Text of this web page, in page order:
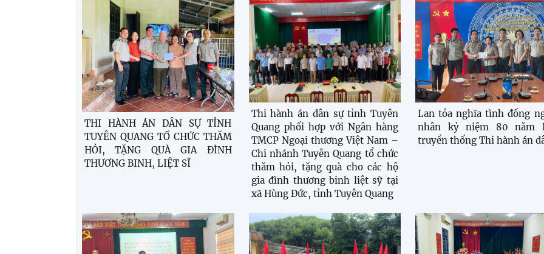
THI HÀNH ÁN DÂN SỰ TỈNH
TUYÊN QUANG TỔ CHỨC THĂM
HỎI, TẶNG QUÀ GIA ĐÌNH
THƯƠNG BINH, LIỆT SĨ
Thi hành án dân sự tỉnh Tuyên
Quang phối hợp với Ngân hàng
TMCP Ngoại thương Việt Nam –
Chi nhánh Tuyên Quang tổ chức
thăm hỏi, tặng quà cho các hộ
gia đình thương binh liệt sỹ tại
xã Hùng Đức, tỉnh Tuyên Quang
Lan tỏa nghĩa tình đồng
nhân kỷ niệm 80 năm
truyền thống Thi hành án